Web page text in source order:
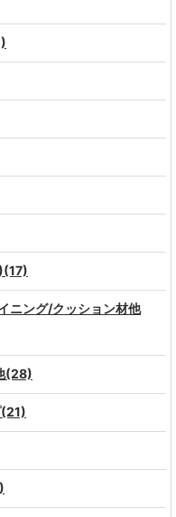
ニング/クッション材他
(28)